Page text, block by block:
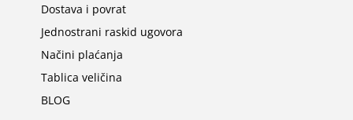
Dostava i povrat
Jednostrani raskid ugovora
Načini plaćanja
Tablica veličina
BLOG